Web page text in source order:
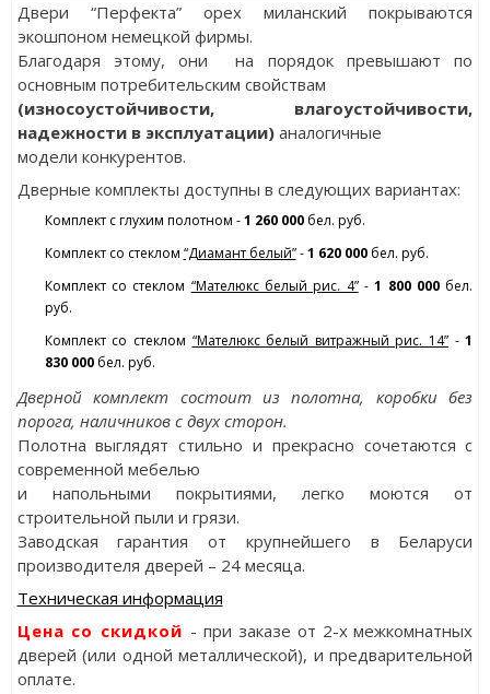
Двери “Перфекта” орех миланский покрываются
экошпоном немецкой фирмы.
Благодаря этому, они на порядок превышают по
основным потребительским свойствам
(износоустойчивости, влагоустойчивости,
надежности в эксплуатации)аналогичные
модели конкурентов.
Дверные комплекты доступны в следующих вариантах:
Комплект с глухим полотном -1 260 000 бел. руб.
Комплект со стеклом “Диамант белый”-1 620 000бел. руб.
Комплект со стеклом “Мателюкс белый рис. 4”- 1 800 000 бел.
руб.
Комплект со стеклом “Мателюкс белый витражный рис. 14” -1
830 000бел. руб.
Дверной комплект состоит из полотна, коробки без
порога, наличников с двух сторон.
Полотна выглядят стильно и прекрасно сочетаются с
современной мебелью
и напольными покрытиями, легко моются от
строительной пыли и грязи.
Заводская гарантия от крупнейшего в Беларуси
производителя дверей – 24 месяца.
Техническая информация
Цена со скидкой - при заказе от 2-х межкомнатных
дверей (или одной металлической), и предварительной
оплате.